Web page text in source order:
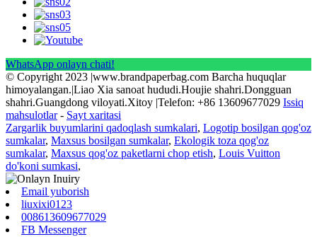
WhatsApp onlayn chati!
© Copyright 2023 |www.brandpaperbag.com Barcha huquqlar
himoyalangan.|Liao Xia sanoat hududi.Houjie shahri.Dongguan
shahri.Guangdong viloyati.Xitoy |Telefon: +86 13609677029 Issiq
mahsulotlar- Sayt xaritasi
Zargarlik buyumlarini qadoqlash sumkalari, Logotip bosilgan qog'oz
sumkalar, Maxsus bosilgan sumkalar, Ekologik toza qog'oz
sumkalar, Maxsus qog'oz paketlarni chop etish, Louis Vuitton
do'koni sumkasi,
Email yuborish
liuxixi0123
008613609677029
FB Messenger